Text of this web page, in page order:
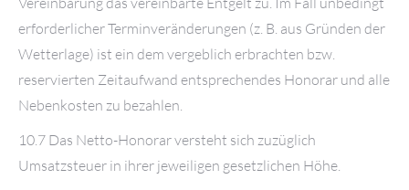
erforderlicher Terminveränderungen (z. B. aus Gründen der
Wetterlage) ist ein dem vergeblich erbrachten bzw.
reservierten Zeitaufwand entsprechendes Honorar und alle
Nebenkosten zu bezahlen.
10.7 Das Netto-Honorar versteht sich zuzüglich
Umsatzsteuer in ihrer jeweiligen gesetzlichen Höhe.